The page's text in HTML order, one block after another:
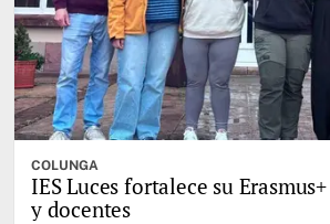
COLUNGA
IES Luces fortalece su
y docentes